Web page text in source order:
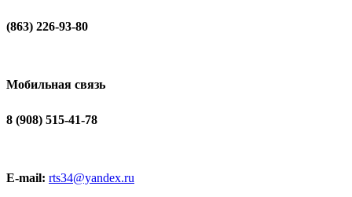
(863) 226-93-80
Мобильная связь
8 (908) 515-41-78
E-mail: rts34@yandex.ru